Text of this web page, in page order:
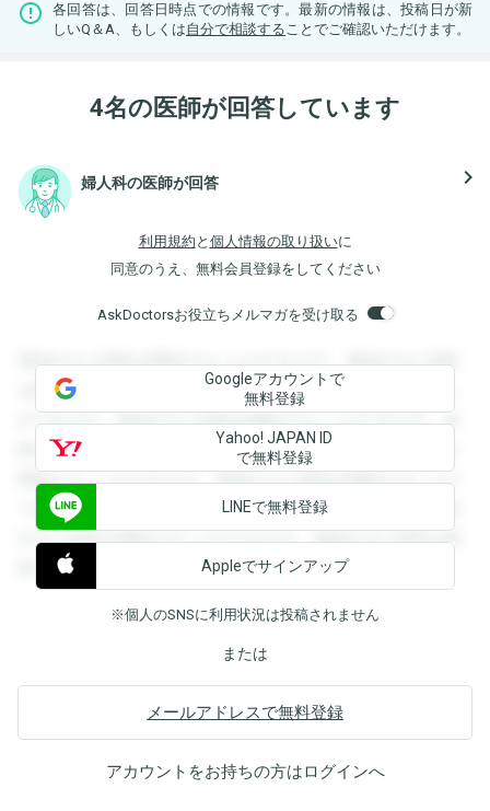
各回答は、回答日時点での情報です。最新の情報は、投稿日が新
しいQ＆A、もしくは自分で相談する ことでご確認いただけます。
4名の医師が回答しています
婦人科の医師が回答 navigate_next
利用規約 と 個人情報の取り扱いに
同意のうえ、無料会員登録をしてください
AskDoctorsお役立ちメルマガを受け取る
登録すると回答を閲覧することができます。登録すると回答
を閲覧することができます。登録すると回答を閲覧すること
ができます。登録すると回答を閲覧することができます。登
録すると回答を閲覧することができます。登録すると回答を
閲覧することができます。登録すると回答を閲覧することが
できます。登録すると回答を閲覧することができます。登録
すると回答を閲覧することができます。登録すると回答を閲
覧することができます。
Googleアカウントで
無料登録
Yahoo! JAPAN ID
で無料登録
LINEで無料登録
Appleでサインアップ
※個人のSNSに利用状況は投稿されません
または
メールアドレスで無料登録
アカウントをお持ちの方はログインへ